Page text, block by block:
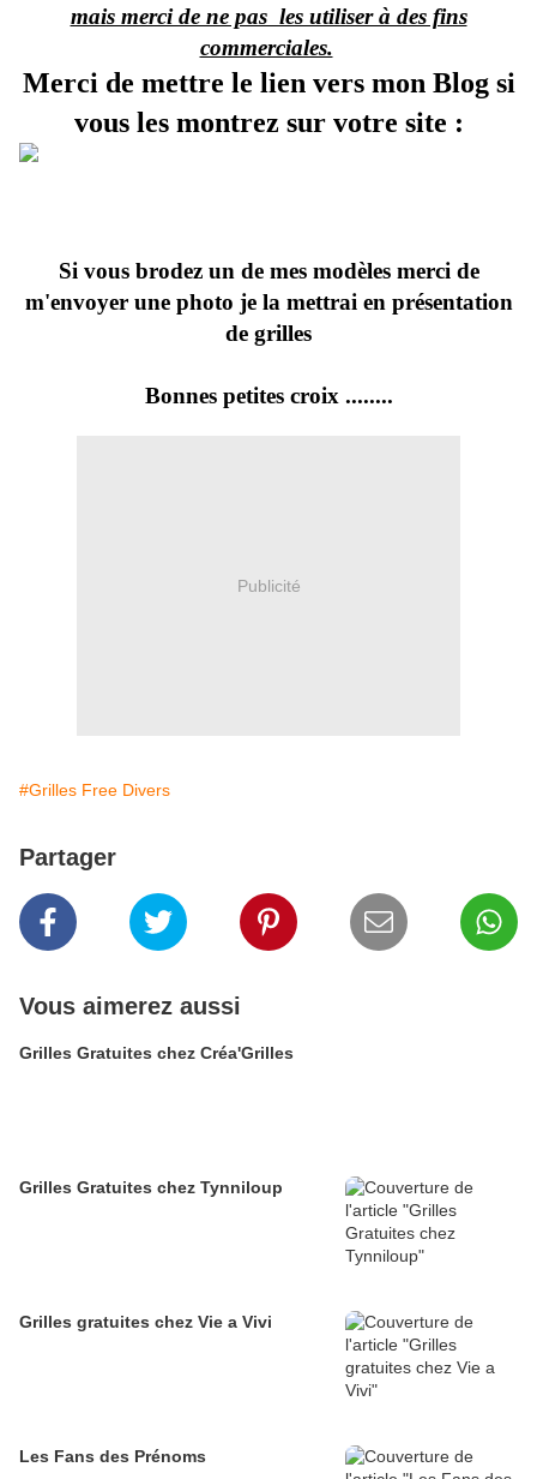
mais merci de ne pas les utiliser à des fins
commerciales.
Merci de mettre le lien vers mon Blog si
vous les montrez sur votre site :
Si vous brodez un de mes modèles merci de
m'envoyer une photo je la mettrai en présentation
de grilles
Bonnes petites croix ........
Publicité
#Grilles Free Divers
Partager
Vous aimerez aussi
Grilles Gratuites chez Créa'Grilles
Grilles Gratuites chez Tynniloup
Grilles gratuites chez Vie a Vivi
Les Fans des Prénoms